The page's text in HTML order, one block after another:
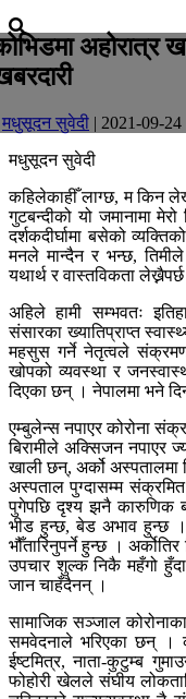
अहोरात्र
मधुसूदन सुवेदी | 2021-09-24
मधुसूदन सुवेदी
कहिलेकाहीँ लाग्छ, म किन
गुटबन्दीको यो जमानामा
दर्शकदीर्घामा बसेको
मनले मान्दैन र भन्छ,
यथार्थ र वास्तविकता
अहिले हामी सम्भवतः
संसारका ख्यातिप्राप्त
महसुस गर्ने नेतृत्वले
खोपको व्यवस्था र
दिएका छन् । नेपालमा भने
एम्बुलेन्स नपाएर कोरोना
बिरामीले अक्सिजन नपाएर
खाली छन्, अर्को अस्पतालमा
अस्पताल पुग्दासम्म
पुगेपछि दृश्य झनै कारुणिक
भीड हुन्छ, बेड अभाव हुन्छ
भौँतारिनुपर्ने हुन्छ ।
उपचार शुल्क निकै महँगो
जान चाहँदैनन् ।
सामाजिक सञ्जाल कोरोनाका
समवेदनाले भरिएका छन् ।
ईष्टमित्र, नाता-कुटुम्ब
फोहोरी खेलले संघीय